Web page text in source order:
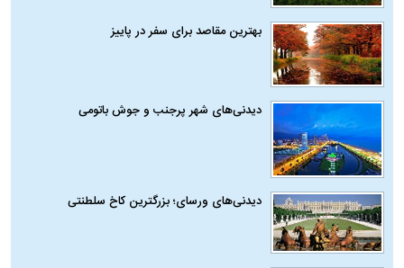
بهترین مقاصد برای سفر در پاییز
دیدنی‌های شهر پرجنب و جوش باتومی
دیدنی‌های ورسای؛ بزرگترین کاخ سلطنتی